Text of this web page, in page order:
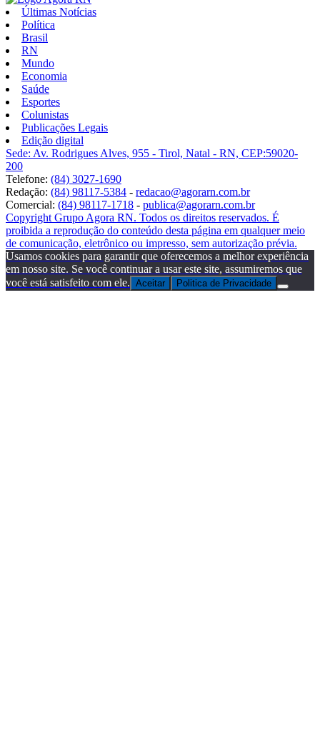
Últimas Notícias
Política
Brasil
RN
Mundo
Economia
Saúde
Esportes
Colunistas
Publicações Legais
Edição digital
Sede: Av. Rodrigues Alves, 955 - Tirol, Natal - RN, CEP:59020-
200
Telefone: (84) 3027-1690
Redação: (84) 98117-5384 - redacao@agorarn.com.br
Comercial: (84) 98117-1718 - publica@agorarn.com.br
Copyright Grupo Agora RN. Todos os direitos reservados. É
proibida a reprodução do conteúdo desta página em qualquer meio
de comunicação, eletrônico ou impresso, sem autorização prévia.
Usamos cookies para garantir que oferecemos a melhor experiência
em nosso site. Se você continuar a usar este site, assumiremos que
você está satisfeito com ele. Aceitar Politica de Privacidade